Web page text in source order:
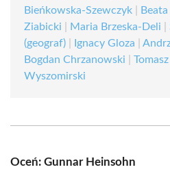
Bieńkowska-Szewczyk
Ziabicki
Maria Brzeska-Deli
(geograf)
Ignacy Gloza
Bogdan Chrzanowski
Wyszomirski
Oceń: Gunnar Heinsohn